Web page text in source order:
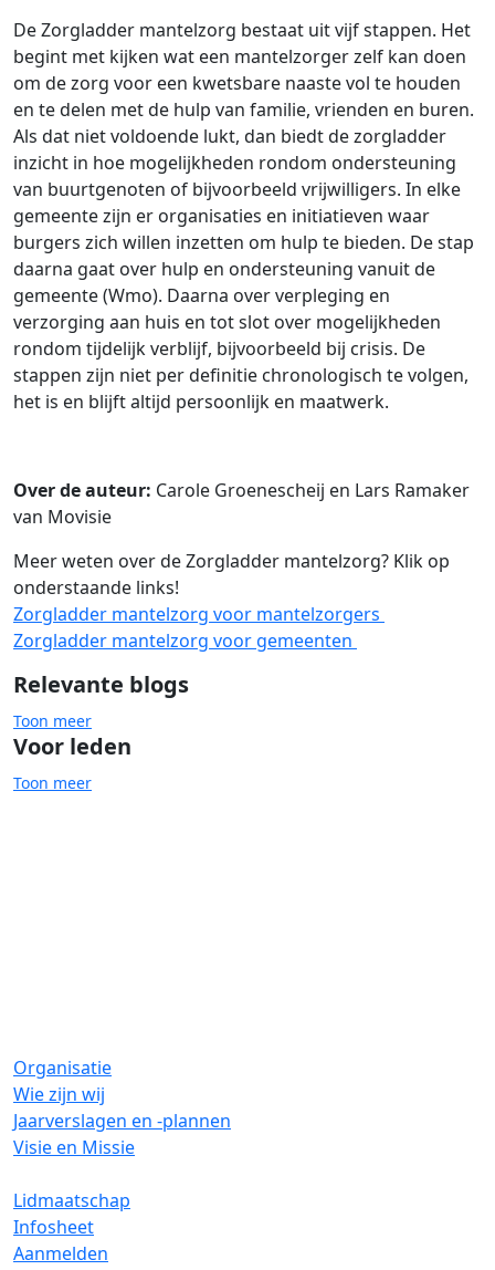
De Zorgladder mantelzorg bestaat uit vijf stappen. Het
begint met kijken wat een mantelzorger zelf kan doen
om de zorg voor een kwetsbare naaste vol te houden
en te delen met de hulp van familie, vrienden en buren.
Als dat niet voldoende lukt, dan biedt de zorgladder
inzicht in hoe mogelijkheden rondom ondersteuning
van buurtgenoten of bijvoorbeeld vrijwilligers. In elke
gemeente zijn er organisaties en initiatieven waar
burgers zich willen inzetten om hulp te bieden. De stap
daarna gaat over hulp en ondersteuning vanuit de
gemeente (Wmo). Daarna over verpleging en
verzorging aan huis en tot slot over mogelijkheden
rondom tijdelijk verblijf, bijvoorbeeld bij crisis. De
stappen zijn niet per definitie chronologisch te volgen,
het is en blijft altijd persoonlijk en maatwerk.
Over de auteur: Carole Groenescheij en Lars Ramaker
van Movisie
Meer weten over de Zorgladder mantelzorg? Klik op
onderstaande links!
Zorgladder mantelzorg voor mantelzorgers
Zorgladder mantelzorg voor gemeenten
Relevante blogs
Toon meer
Voor leden
Toon meer
Organisatie
Wie zijn wij
Jaarverslagen en -plannen
Visie en Missie
Lidmaatschap
Infosheet
Aanmelden